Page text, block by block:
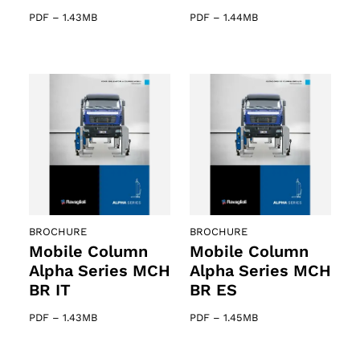
PDF – 1.43MB PDF – 1.44MB
BROCHURE
Mobile Column
Alpha Series MCH
BR IT
PDF – 1.43MB
BROCHURE
Mobile Column
Alpha Series MCH
BR ES
PDF – 1.45MB